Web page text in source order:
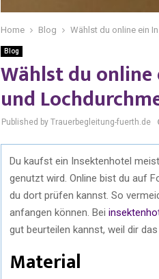
Home Blog Wählst du online ein
Blog
Wählst du
und
Published by Trauerbegleitung-fuerth.de
Du kaufst ein Insektenhotel
genutzt wird. Online bist du auf
du dort prüfen kannst. So
anfangen können. Bei
gut beurteilen kannst, weil dir
Material